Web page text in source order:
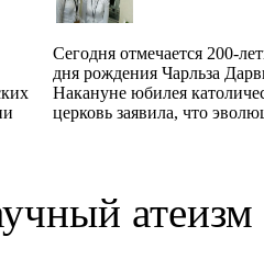
Сегодня отмечается 200-
дня рождения Чарльза
Накануне юбилея
церковь заявила, что
атеизм